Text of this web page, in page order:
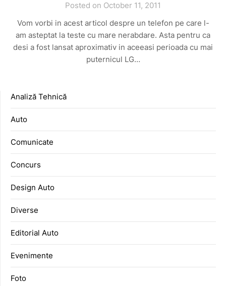
Posted on October 11, 2011
Vom vorbi in acest articol despre un telefon pe care l-
am asteptat la teste cu mare nerabdare. Asta pentru ca
desi a fost lansat aproximativ in aceeasi perioada cu mai
puternicul LG…
Analiză Tehnică
Auto
Comunicate
Concurs
Design Auto
Diverse
Editorial Auto
Evenimente
Foto